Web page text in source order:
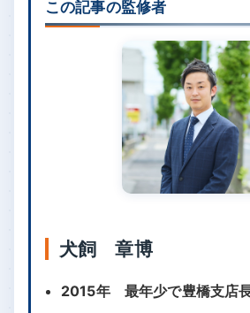
この記事の監修者
犬飼 章博
2015年 最年少で豊橋支店